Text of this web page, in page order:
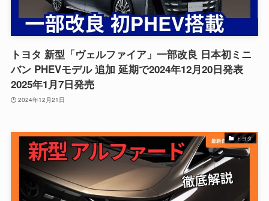
トヨタ 新型「ヴェルファイア」一部改良 日本初ミニ
バン PHEVモデル 追加 延期で2024年12月20日発表
2025年1月7日発売
2024年12月21日
トヨタ